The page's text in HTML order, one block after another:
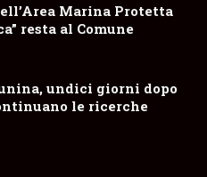
Marina Protetta
resta al Comune
undici giorni dopo
le ricerche